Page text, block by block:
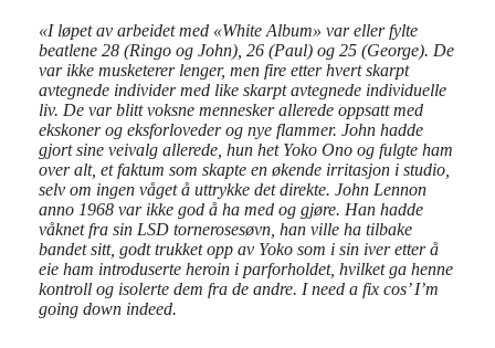
«I løpet av arbeidet med «White Album» var eller fylte
beatlene 28 (Ringo og John), 26 (Paul) og 25 (George). De
var ikke musketerer lenger, men fire etter hvert skarpt
avtegnede individer med like skarpt avtegnede individuelle
liv. De var blitt voksne mennesker allerede oppsatt med
ekskoner og eksforloveder og nye flammer. John hadde
gjort sine veivalg allerede, hun het Yoko Ono og fulgte ham
over alt, et faktum som skapte en økende irritasjon i studio,
selv om ingen våget å uttrykke det direkte. John Lennon
anno 1968 var ikke god å ha med og gjøre. Han hadde
våknet fra sin LSD tornerosesøvn, han ville ha tilbake
bandet sitt, godt trukket opp av Yoko som i sin iver etter å
eie ham introduserte heroin i parforholdet, hvilket ga henne
kontroll og isolerte dem fra de andre. I need a fix cos’ I’m
going down indeed.